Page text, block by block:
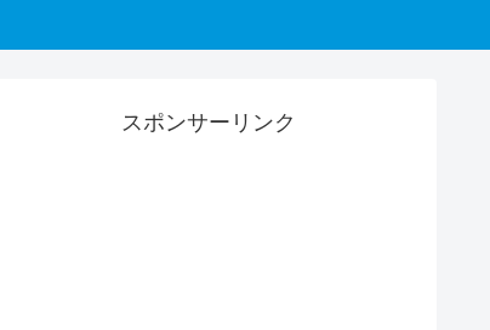
スポンサーリンク